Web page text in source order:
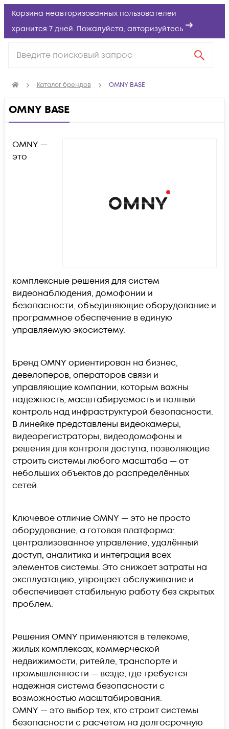
Корзина неавторизованных пользователей
хранится 7 дней. Пожалуйста, авторизуйтесь
Каталог брендов OMNY BASE
OMNY BASE
OMNY —
это
комплексные решения для систем
видеонаблюдения, домофонии и
безопасности, объединяющие оборудование и
программное обеспечение в единую
управляемую экосистему.
Бренд OMNY ориентирован на бизнес,
девелоперов, операторов связи и
управляющие компании, которым важны
надежность, масштабируемость и полный
контроль над инфраструктурой безопасности.
В линейке представлены видеокамеры,
видеорегистраторы, видеодомофоны и
решения для контроля доступа, позволяющие
строить системы любого масштаба — от
небольших объектов до распределённых
сетей.
Ключевое отличие OMNY — это не просто
оборудование, а готовая платформа:
централизованное управление, удалённый
доступ, аналитика и интеграция всех
элементов системы. Это снижает затраты на
эксплуатацию, упрощает обслуживание и
обеспечивает стабильную работу без скрытых
проблем.
Решения OMNY применяются в телекоме,
жилых комплексах, коммерческой
недвижимости, ритейле, транспорте и
промышленности — везде, где требуется
надежная система безопасности с
возможностью масштабирования.
OMNY — это выбор тех, кто строит системы
безопасности с расчетом на долгосрочную